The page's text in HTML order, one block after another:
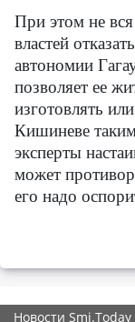
При этом не вся
властей
автономии
позволяет ее
изготовлять
Кишиневе
эксперты
может
его надо